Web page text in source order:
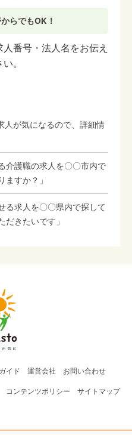
らでもOK！
番号・法人名をお伝え
。
人が気になるので、詳細情
介護職の求人を〇〇市内で
ますか？」
る求人を〇〇県内で探して
だきたいです」
イド 運営会社 お問い合わせ
コンテンツポリシー サイトマップ